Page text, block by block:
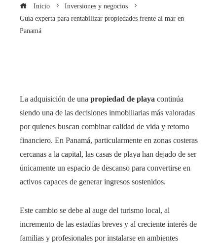
Inicio
Inversiones y negocios
Guía experta para rentabilizar propiedades frente al mar en
Panamá
La adquisición de una propiedad de playa continúa
siendo una de las decisiones inmobiliarias más valoradas
por quienes buscan combinar calidad de vida y retorno
financiero. En Panamá, particularmente en zonas costeras
cercanas a la capital, las casas de playa han dejado de ser
únicamente un espacio de descanso para convertirse en
activos capaces de generar ingresos sostenidos.
Este cambio se debe al auge del turismo local, al
incremento de las estadías breves y al creciente interés de
familias y profesionales por instalarse en ambientes